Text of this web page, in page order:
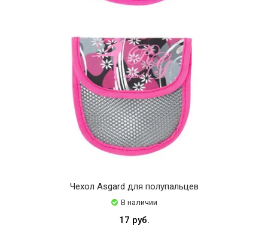
Чехол Asgard для полупальцев
В наличии
17 руб.